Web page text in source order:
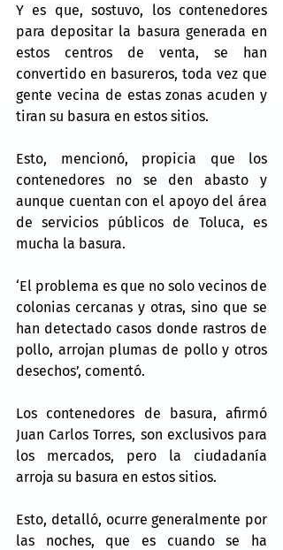
Y es que, sostuvo, los contenedores
para depositar la basura generada en
estos centros de venta, se han
convertido en basureros, toda vez que
gente vecina de estas zonas acuden y
tiran su basura en estos sitios.
Esto, mencionó, propicia que los
contenedores no se den abasto y
aunque cuentan con el apoyo del área
de servicios públicos de Toluca, es
mucha la basura.
‘El problema es que no solo vecinos de
colonias cercanas y otras, sino que se
han detectado casos donde rastros de
pollo, arrojan plumas de pollo y otros
desechos’, comentó.
Los contenedores de basura, afirmó
Juan Carlos Torres, son exclusivos para
los mercados, pero la ciudadanía
arroja su basura en estos sitios.
Esto, detalló, ocurre generalmente por
las noches, que es cuando se ha